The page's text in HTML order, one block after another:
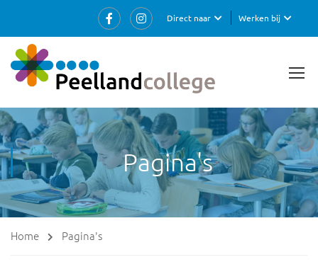
Werken bij
Direct naar
Pagina's
Home Pagina's